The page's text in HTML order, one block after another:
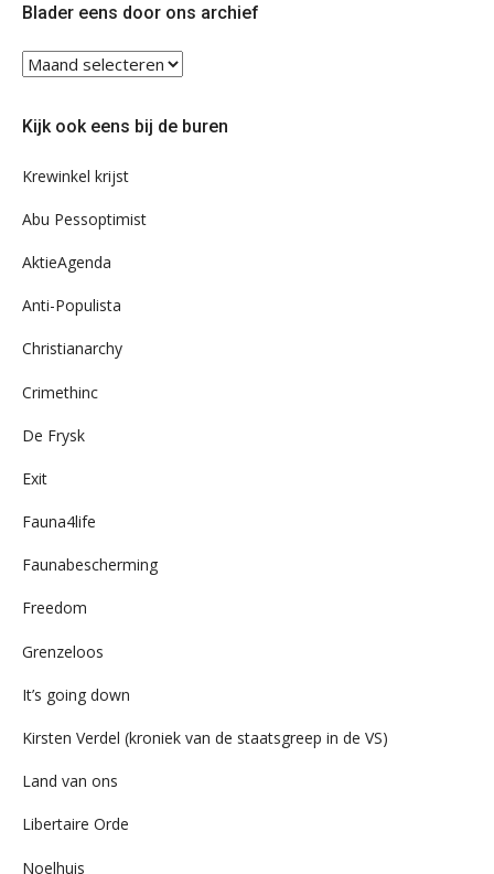
Blader eens door ons archief
Blader
eens
ons
Kijk ook eens bij de buren
Krewinkel krijst
Abu Pessoptimist
AktieAgenda
Anti-Populista
Christianarchy
Crimethinc
De Frysk
Exit
Fauna4life
Faunabescherming
Freedom
Grenzeloos
It’s going down
Kirsten Verdel (kroniek van de staatsgreep in de VS)
Land van ons
Libertaire Orde
Noelhuis